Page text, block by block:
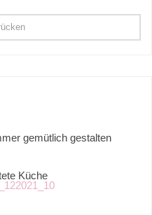
gemütlich gestalten
Küche